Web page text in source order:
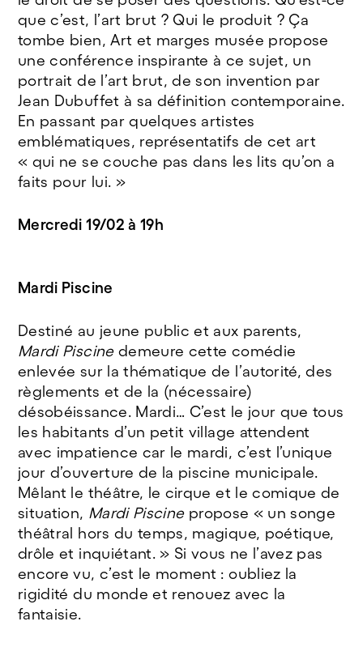
que c’est, l’art brut ? Qui le produit ? Ça
tombe bien, Art et marges musée propose
une conférence inspirante à ce sujet, un
portrait de l’art brut, de son invention par
Jean Dubuffet à sa définition contemporaine.
En passant par quelques artistes
emblématiques, représentatifs de cet art
« qui ne se couche pas dans les lits qu’on a
faits pour lui. »
Mercredi 19/02 à 19h
Mardi Piscine
Destiné au jeune public et aux parents,
Mardi Piscinedemeure cette comédie
enlevée sur la thématique de l’autorité, des
règlements et de la (nécessaire)
désobéissance. Mardi… C’est le jour que tous
les habitants d’un petit village attendent
avec impatience car le mardi, c’est l’unique
jour d’ouverture de la piscine municipale.
Mêlant le théâtre, le cirque et le comique de
situation, Mardi Piscinepropose « un songe
théâtral hors du temps, magique, poétique,
drôle et inquiétant. » Si vous ne l’avez pas
encore vu, c’est le moment : oubliez la
rigidité du monde et renouez avec la
fantaisie.